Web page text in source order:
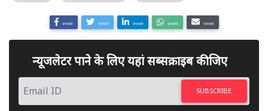
SHARE SHARE SHARE SHARE SHARE
न्यूजलेटर पाने के लिए यहां सब्सक्राइब कीजिए
SUBSCRIBE